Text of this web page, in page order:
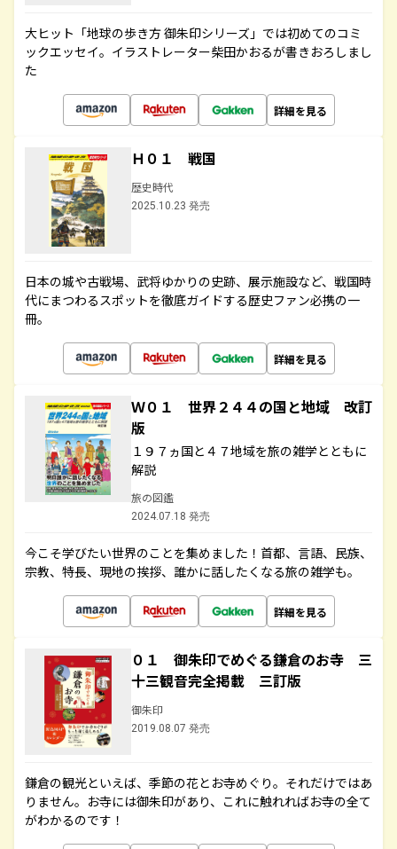
大ヒット「地球の歩き方 御朱印シリーズ」では初めてのコミ
ックエッセイ。イラストレーター柴田かおるが書きおろしまし
た
詳細を見る
Ｈ０１ 戦国
歴史時代
2025.10.23 発売
日本の城や古戦場、武将ゆかりの史跡、展示施設など、戦国時
代にまつわるスポットを徹底ガイドする歴史ファン必携の一
冊。
詳細を見る
Ｗ０１ 世界２４４の国と地域 改訂
版
１９７ヵ国と４７地域を旅の雑学とともに
解説
旅の図鑑
2024.07.18 発売
今こそ学びたい世界のことを集めました！首都、言語、民族、
宗教、特長、現地の挨拶、誰かに話したくなる旅の雑学も。
詳細を見る
０１ 御朱印でめぐる鎌倉のお寺 三
十三観音完全掲載 三訂版
御朱印
2019.08.07 発売
鎌倉の観光といえば、季節の花とお寺めぐり。それだけではあ
りません。お寺には御朱印があり、これに触れればお寺の全て
がわかるのです！